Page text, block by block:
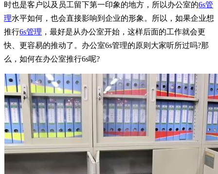
时也是客户以及员工留下第一印象的地方，所以办公室的6s管
理水平如何，也会直接影响到企业的形象。所以，如果企业想
推行6s管理 ，最好是从办公室开始，这样后面的工作就会更
快、更容易的推动了。办公室6s管理的原则大家听所过吗?那
么，如何在办公室推行6s呢?